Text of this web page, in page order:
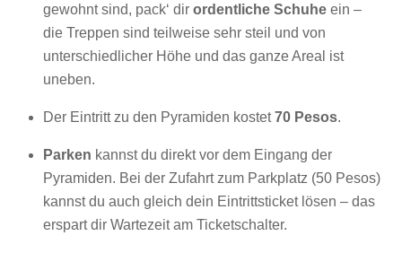
gewohnt sind, pack‘ dir ordentliche Schuhe ein –
die Treppen sind teilweise sehr steil und von
unterschiedlicher Höhe und das ganze Areal ist
uneben.
Der Eintritt zu den Pyramiden kostet70 Pesos.
Parken kannst du direkt vor dem Eingang der
Pyramiden. Bei der Zufahrt zum Parkplatz (50 Pesos)
kannst du auch gleich dein Eintrittsticket lösen – das
erspart dir Wartezeit am Ticketschalter.